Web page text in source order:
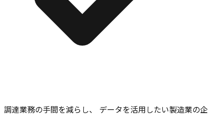
調達業務の手間を減らし、 データを活用したい製造業の企